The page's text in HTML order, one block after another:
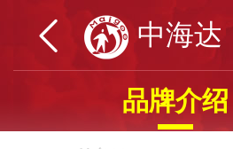
中海达
品牌介绍